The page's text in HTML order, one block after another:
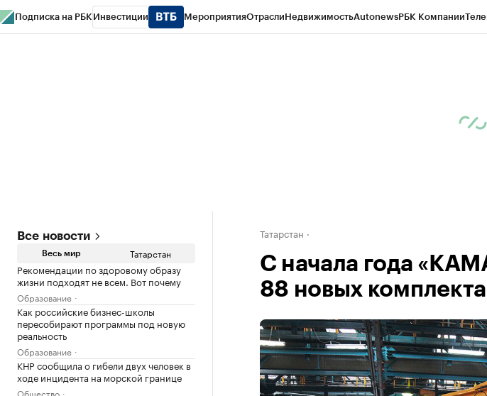
Подписка на РБК Инвестиции МероприятияОтраслиНедвижимостьAutonewsРБК Компании
Все новости
Весь мир Татарстан
Рекомендации по здоровому образу
жизни подходят не всем. Вот почему
Образование
Как российские бизнес-школы
пересобирают программы под новую
реальность
Образование
КНР сообщила о гибели двух человек в
ходе инцидента на морской границе
Общество
Татарстан
С начала года
88 новых